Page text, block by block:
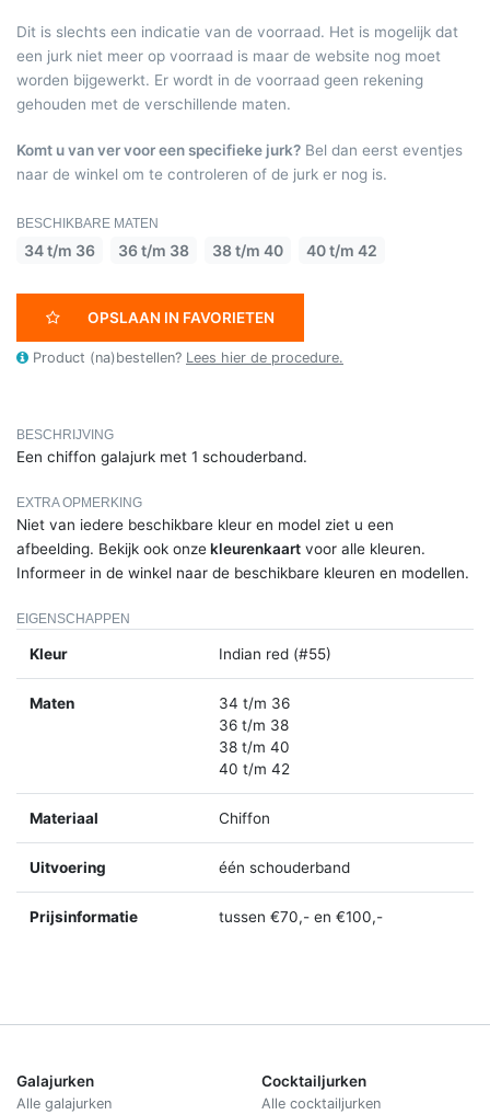
Dit is slechts een indicatie van de voorraad. Het is mogelijk dat
een jurk niet meer op voorraad is maar de website nog moet
worden bijgewerkt. Er wordt in de voorraad geen rekening
gehouden met de verschillende maten.
Komt u van ver voor een specifieke jurk? Bel dan eerst eventjes
naar de winkel om te controleren of de jurk er nog is.
BESCHIKBARE MATEN
34 t/m 36 36 t/m 38 38 t/m 40 40 t/m 42
OPSLAAN IN FAVORIETEN
Product (na)bestellen? Lees hier de procedure.
BESCHRIJVING
Een chiffon galajurk met 1 schouderband.
EXTRA OPMERKING
Niet van iedere beschikbare kleur en model ziet u een
afbeelding. Bekijk ook onzekleurenkaart voor alle kleuren.
Informeer in de winkel naar de beschikbare kleuren en modellen.
EIGENSCHAPPEN
Kleur Indian red (#55)
Maten
34 t/m 36
36 t/m 38
38 t/m 40
40 t/m 42
Materiaal Chiffon
Uitvoering één schouderband
Prijsinformatie tussen €70,- en €100,-
Galajurken
Alle galajurken
Cocktailjurken
Alle cocktailjurken